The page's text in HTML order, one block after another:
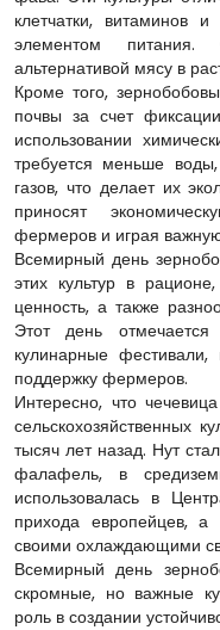
клетчатки, витаминов
элементом
альтернативой мясу в
Кроме того,
почвы за счет
использовании
требуется меньше
газов, что делает их
приносят
фермеров и играя
Всемирный день
этих культур в
ценность, а также
Этот день отмечается
кулинарные
поддержку фермеров.
Интересно, что
сельскохозяйственных
тысяч лет назад. Нут
фалафель, в
использовалась в
прихода европейцев,
своими охлаждающими
Всемирный день
скромные, но важные
роль в создании